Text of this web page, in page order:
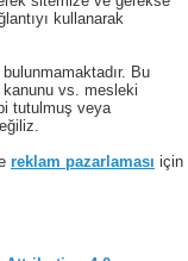
kullanarak
Bu
vs. mesleki
tutulmuş veya
reklam pazarlaması için